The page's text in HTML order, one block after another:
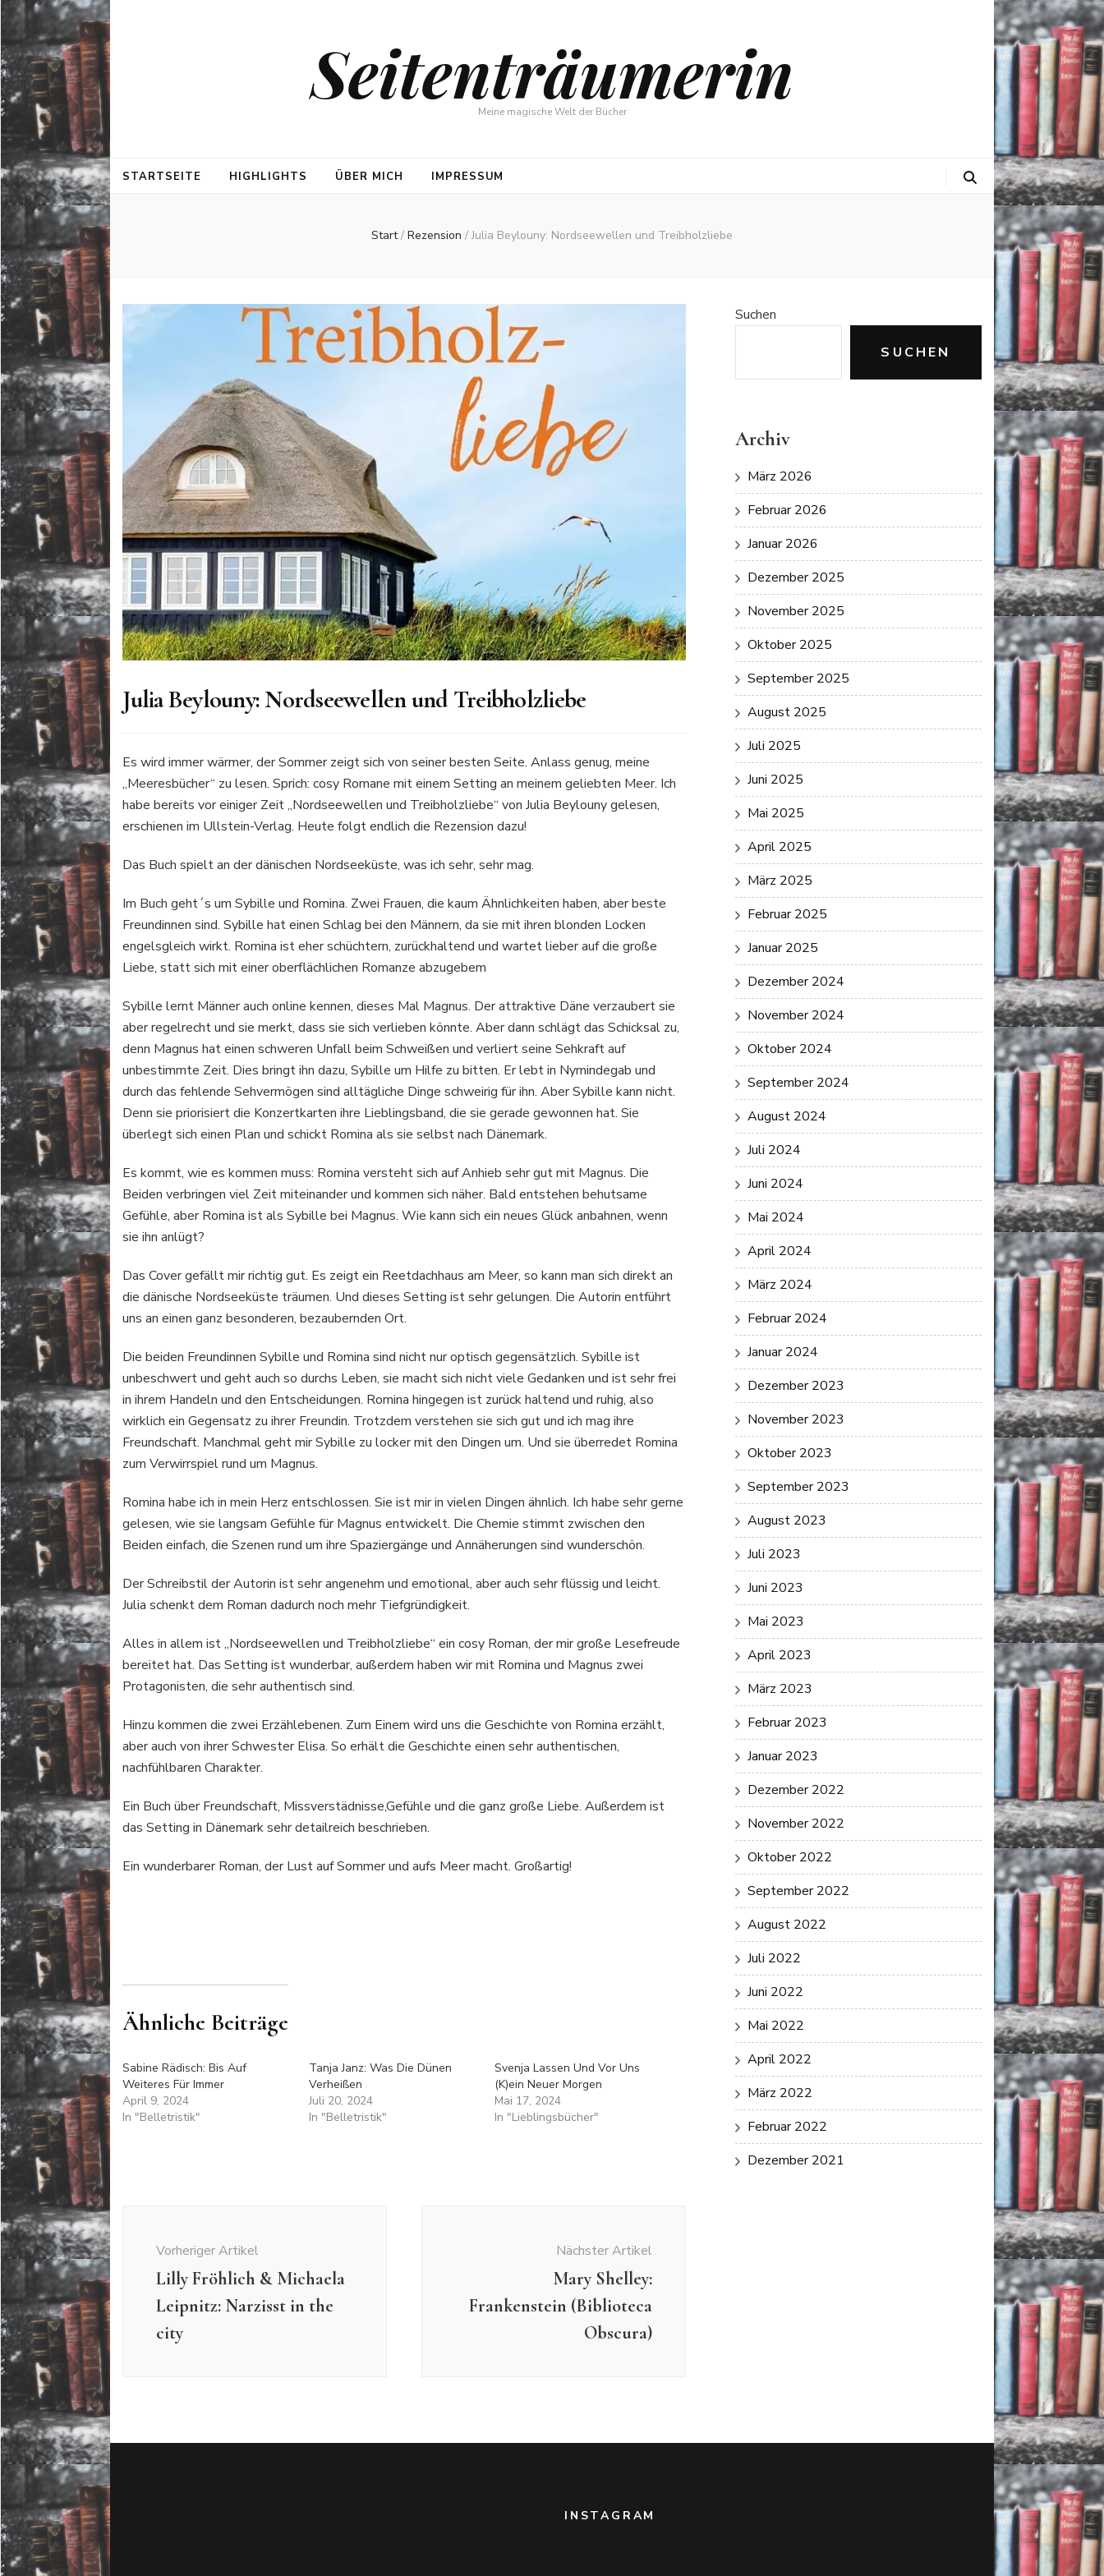
Seitenträumerin
Meine magische Welt der Bücher
STARTSEITE HIGHLIGHTS ÜBER MICH IMPRESSUM
Start / Rezension / Julia Beylouny: Nordseewellen und Treibholzliebe
Julia Beylouny: Nordseewellen und Treibholzliebe
Es wird immer wärmer, der Sommer zeigt sich von seiner besten Seite. Anlass genug, meine
„Meeresbücher“ zu lesen. Sprich: cosy Romane mit einem Setting an meinem geliebten Meer. Ich
habe bereits vor einiger Zeit „Nordseewellen und Treibholzliebe“ von Julia Beylouny gelesen,
erschienen im Ullstein-Verlag. Heute folgt endlich die Rezension dazu!
Das Buch spielt an der dänischen Nordseeküste, was ich sehr, sehr mag.
Im Buch geht´s um Sybille und Romina. Zwei Frauen, die kaum Ähnlichkeiten haben, aber beste
Freundinnen sind. Sybille hat einen Schlag bei den Männern, da sie mit ihren blonden Locken
engelsgleich wirkt. Romina ist eher schüchtern, zurückhaltend und wartet lieber auf die große
Liebe, statt sich mit einer oberflächlichen Romanze abzugebem
Sybille lernt Männer auch online kennen, dieses Mal Magnus. Der attraktive Däne verzaubert sie
aber regelrecht und sie merkt, dass sie sich verlieben könnte. Aber dann schlägt das Schicksal zu,
denn Magnus hat einen schweren Unfall beim Schweißen und verliert seine Sehkraft auf
unbestimmte Zeit. Dies bringt ihn dazu, Sybille um Hilfe zu bitten. Er lebt in Nymindegab und
durch das fehlende Sehvermögen sind alltägliche Dinge schweirig für ihn. Aber Sybille kann nicht.
Denn sie priorisiert die Konzertkarten ihre Lieblingsband, die sie gerade gewonnen hat. Sie
überlegt sich einen Plan und schickt Romina als sie selbst nach Dänemark.
Es kommt, wie es kommen muss: Romina versteht sich auf Anhieb sehr gut mit Magnus. Die
Beiden verbringen viel Zeit miteinander und kommen sich näher. Bald entstehen behutsame
Gefühle, aber Romina ist als Sybille bei Magnus. Wie kann sich ein neues Glück anbahnen, wenn
sie ihn anlügt?
Das Cover gefällt mir richtig gut. Es zeigt ein Reetdachhaus am Meer, so kann man sich direkt an
die dänische Nordseeküste träumen. Und dieses Setting ist sehr gelungen. Die Autorin entführt
uns an einen ganz besonderen, bezaubernden Ort.
Die beiden Freundinnen Sybille und Romina sind nicht nur optisch gegensätzlich. Sybille ist
unbeschwert und geht auch so durchs Leben, sie macht sich nicht viele Gedanken und ist sehr frei
in ihrem Handeln und den Entscheidungen. Romina hingegen ist zurück haltend und ruhig, also
wirklich ein Gegensatz zu ihrer Freundin. Trotzdem verstehen sie sich gut und ich mag ihre
Freundschaft. Manchmal geht mir Sybille zu locker mit den Dingen um. Und sie überredet Romina
zum Verwirrspiel rund um Magnus.
Romina habe ich in mein Herz entschlossen. Sie ist mir in vielen Dingen ähnlich. Ich habe sehr gerne
gelesen, wie sie langsam Gefühle für Magnus entwickelt. Die Chemie stimmt zwischen den
Beiden einfach, die Szenen rund um ihre Spaziergänge und Annäherungen sind wunderschön.
Der Schreibstil der Autorin ist sehr angenehm und emotional, aber auch sehr flüssig und leicht.
Julia schenkt dem Roman dadurch noch mehr Tiefgründigkeit.
Alles in allem ist „Nordseewellen und Treibholzliebe“ ein cosy Roman, der mir große Lesefreude
bereitet hat. Das Setting ist wunderbar, außerdem haben wir mit Romina und Magnus zwei
Protagonisten, die sehr authentisch sind.
Hinzu kommen die zwei Erzählebenen. Zum Einem wird uns die Geschichte von Romina erzählt,
aber auch von ihrer Schwester Elisa. So erhält die Geschichte einen sehr authentischen,
nachfühlbaren Charakter.
Ein Buch über Freundschaft, Missverstädnisse,Gefühle und die ganz große Liebe. Außerdem ist
das Setting in Dänemark sehr detailreich beschrieben.
Ein wunderbarer Roman, der Lust auf Sommer und aufs Meer macht. Großartig!
Ähnliche Beiträge
Sabine Rädisch: Bis Auf
Weiteres Für Immer
April 9, 2024
In "Belletristik"
Tanja Janz: Was Die Dünen
Verheißen
Juli 20, 2024
In "Belletristik"
Svenja Lassen Und Vor Uns
(K)ein Neuer Morgen
Mai 17, 2024
In "Lieblingsbücher"
Vorheriger Artikel
Lilly Fröhlich & Michaela
Leipnitz: Narzisst in the
city
Nächster Artikel
Mary Shelley:
Frankenstein (Biblioteca
Obscura)
Suchen
SUCHEN
Archiv
März 2026
Februar 2026
Januar 2026
Dezember 2025
November 2025
Oktober 2025
September 2025
August 2025
Juli 2025
Juni 2025
Mai 2025
April 2025
März 2025
Februar 2025
Januar 2025
Dezember 2024
November 2024
Oktober 2024
September 2024
August 2024
Juli 2024
Juni 2024
Mai 2024
April 2024
März 2024
Februar 2024
Januar 2024
Dezember 2023
November 2023
Oktober 2023
September 2023
August 2023
Juli 2023
Juni 2023
Mai 2023
April 2023
März 2023
Februar 2023
Januar 2023
Dezember 2022
November 2022
Oktober 2022
September 2022
August 2022
Juli 2022
Juni 2022
Mai 2022
April 2022
März 2022
Februar 2022
Dezember 2021
INSTAGRAM